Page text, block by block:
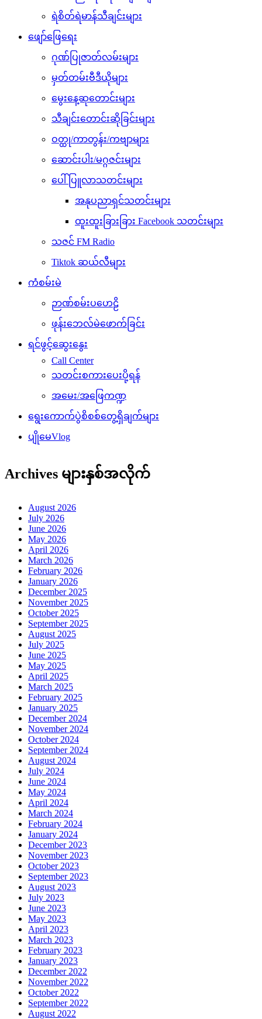
ရဲစိတ်ရဲမာန်သီချင်းများ
ဖျော်ဖြေရေး
ဂုဏ်ပြုဇာတ်လမ်းများ
မှတ်တမ်းဗီဒီယိုများ
မွေးနေ့ဆုတောင်းများ
သီချင်းတောင်းဆိုခြင်းများ
ဝတ္ထု/ကာတွန်း/ကဗျာများ
ဆောင်းပါး/မဂ္ဂဇင်းများ
ပေါ်ပြူလာသတင်းများ
အနုပညာရှင်သတင်းများ
ထူးထူးခြားခြား Facebook သတင်းများ
သဇင် FM Radio
Tiktok ဆယ်လီများ
ကံစမ်းမဲ
ဉာဏ်စမ်းပဟေဠိ
ဖုန်းဘေလ်မဲဖောက်ခြင်း
ရင်ဖွင့်ဆွေးနွေး
Call Center
သတင်းစကားပေးပို့ရန်
အမေး/အဖြေကဏ္ဍ
ရွေးကောက်ပွဲစိစစ်တွေ့ရှိချက်များ
ပျိုမေVlog
Archives များနှစ်အလိုက်
August 2026
July 2026
June 2026
May 2026
April 2026
March 2026
February 2026
January 2026
December 2025
November 2025
October 2025
September 2025
August 2025
July 2025
June 2025
May 2025
April 2025
March 2025
February 2025
January 2025
December 2024
November 2024
October 2024
September 2024
August 2024
July 2024
June 2024
May 2024
April 2024
March 2024
February 2024
January 2024
December 2023
November 2023
October 2023
September 2023
August 2023
July 2023
June 2023
May 2023
April 2023
March 2023
February 2023
January 2023
December 2022
November 2022
October 2022
September 2022
August 2022